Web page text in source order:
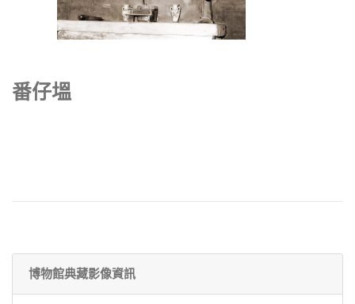
番仔塭
博物館典藏影像資訊